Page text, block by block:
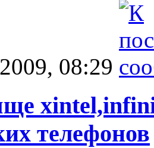
08:29
телефонов